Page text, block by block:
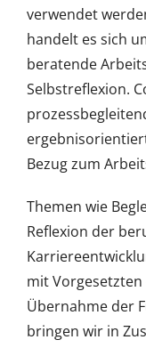
verwendet
handelt es sich
beratende
Selbstreflexion.
Bezug zum
Themen wie
Reflexion der
mit
Übernahme der
bringen wir in